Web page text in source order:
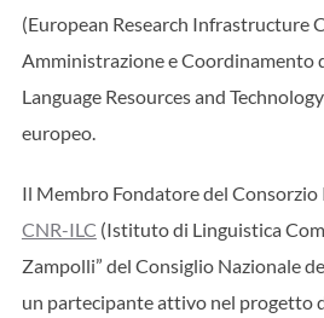
(European Research Infrastructure
Amministrazione e Coordinamento
Language Resources and
europeo.
Il Membro Fondatore del Consorzio
CNR-ILC (Istituto di Linguistica
Zampolli” del Consiglio Nazionale
un partecipante attivo nel progetto